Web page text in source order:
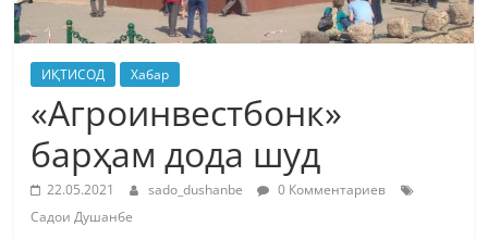
ИҚТИСОД Хабар
«Агроинвестбонк»
барҳам дода шуд
22.05.2021 sado_dushanbe
0 Комментариев
Садои Душанбе